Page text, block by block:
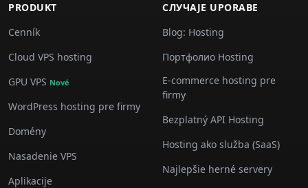
PRODUKT
Cenník
Cloud VPS hosting
GPU VPS Nové
WordPress hosting pre firmy
Domény
Nasadenie VPS
Aplikacije
СЛУЧАJE UPORABE
Blog: Hosting
Портфолио Hosting
E-commerce hosting pre
firmy
Bezplatný API Hosting
Hosting ako služba (SaaS)
Najlepšie herné servery